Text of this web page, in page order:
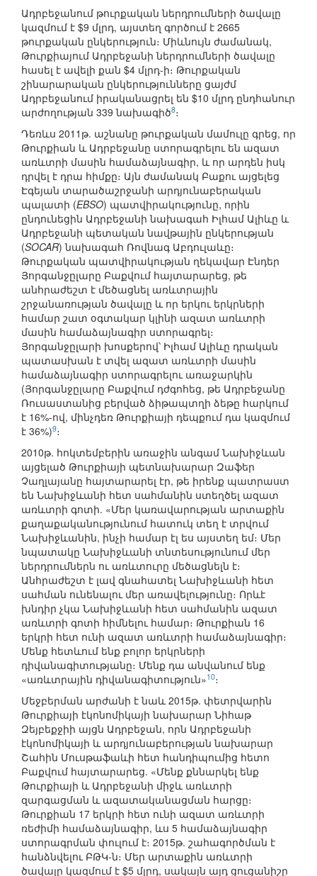
Ադրբեջանում թուրքական ներդրումների ծավալը
կազմում է $9 մլրդ, այստեղ գործում է 2665
թուրքական ընկերություն։ Միևնույն ժամանակ,
Թուրքիայում Ադրբեջանի ներդրումների ծավալը
հասել է ավելի քան $4 մլրդ-ի։ Թուրքական
շինարարական ընկերությունները ցայժմ
Ադրբեջանում իրականացրել են $10 մլրդ ընդհանուր
արժողության 339 նախագիծ8։
Դեռևս 2011թ. աշնանը թուրքական մամուլը գրեց, որ
Թուրքիան և Ադրբեջանը ստորագրելու են ազատ
առևտրի մասին համաձայնագիր, և որ արդեն իսկ
դրվել է դրա հիմքը։ Այն ժամանակ Բաքու այցելեց
Էգեյան տարածաշրջանի արդյունաբերական
պալատի (EBSO) պատվիրակությունը, որին
ընդունեցին Ադրբեջանի նախագահ Իլհամ Ալիևը և
Ադրբեջանի պետական նավթային ընկերության
(SOCAR) նախագահ Ռովնագ Աբդուլաևը։
Թուրքական պատվիրակության ղեկավար Էնդեր
Յորգանջըլարը Բաքվում հայտարարեց, թե
անհրաժեշտ է մեծացնել առևտրային
շրջանառության ծավալը և որ երկու երկրների
համար շատ օգտակար կլինի ազատ առևտրի
մասին համաձայնագիր ստորագրել։
Յորգանջըլարի խոսքերով՝ Իլհամ Ալիևը դրական
պատասխան է տվել ազատ առևտրի մասին
համաձայնագիր ստորագրելու առաջարկին
(Յորգանջըլարը Բաքվում դժգոհեց, թե Ադրբեջանը
Ռուսաստանից բերված ձիթապտղի ձեթը հարկում
է 16%-ով, մինչդեռ Թուրքիայի դեպքում դա կազմում
է 36%)9։
2010թ. հոկտեմբերին առաջին անգամ Նախիջևան
այցելած Թուրքիայի պետնախարար Զաֆեր
Չաղլայանը հայտարարել էր, թե իրենք պատրաստ
են Նախիջևանի հետ սահմանին ստեղծել ազատ
առևտրի գոտի. «Մեր կառավարության արտաքին
քաղաքականությունում հատուկ տեղ է տրվում
Նախիջևանին, ինչի համար էլ ես այստեղ եմ։ Մեր
նպատակը Նախիջևանի տնտեսությունում մեր
ներդրումներն ու առևտուրը մեծացնելն է։
Անհրաժեշտ է լավ գնահատել Նախիջևանի հետ
սահման ունենալու մեր առավելությունը։ Որևէ
խնդիր չկա Նախիջևանի հետ սահմանին ազատ
առևտրի գոտի հիմնելու համար։ Թուրքիան 16
երկրի հետ ունի ազատ առևտրի համաձայնագիր։
Մենք հետևում ենք բոլոր երկրների
դիվանագիտությանը։ Մենք դա անվանում ենք
«առևտրային դիվանագիտություն»10։
Մեջբերման արժանի է նաև 2015թ. փետրվարին
Թուրքիայի էկոնոմիկայի նախարար Նիհաթ
Զեյբեքջիի այցն Ադրբեջան, որն Ադրբեջանի
էկոնոմիկայի և արդյունաբերության նախարար
Շահին Մուսթաֆաևի հետ հանդիպումից հետո
Բաքվում հայտարարեց. «Մենք քննարկել ենք
Թուրքիայի և Ադրբեջանի միջև առևտրի
զարգացման և ազատականացման հարցը։
Թուրքիան 17 երկրի հետ ունի ազատ առևտրի
ռեժիմի համաձայնագիր, ևս 5 համաձայնագիր
ստորագրման փուլում է։ 2015թ. շահագործման է
հանձնվելու ԲԹԿ-ն։ Մեր արտաքին առևտրի
ծավալը կազմում է $5 մլրդ, սակայն այդ ցուցանիշը